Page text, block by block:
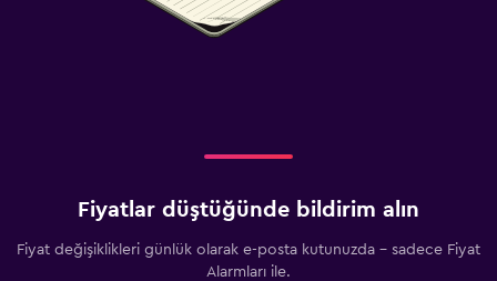
Fiyatlar düştüğünde bildirim alın
Fiyat değişiklikleri günlük olarak e-posta kutunuzda - sadece Fiyat
Alarmları ile.